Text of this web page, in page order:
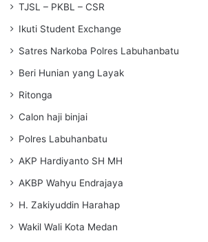
TJSL – PKBL – CSR
Ikuti Student Exchange
Satres Narkoba Polres Labuhanbatu
Beri Hunian yang Layak
Ritonga
Calon haji binjai
Polres Labuhanbatu
AKP Hardiyanto SH MH
AKBP Wahyu Endrajaya
H. Zakiyuddin Harahap
Wakil Wali Kota Medan